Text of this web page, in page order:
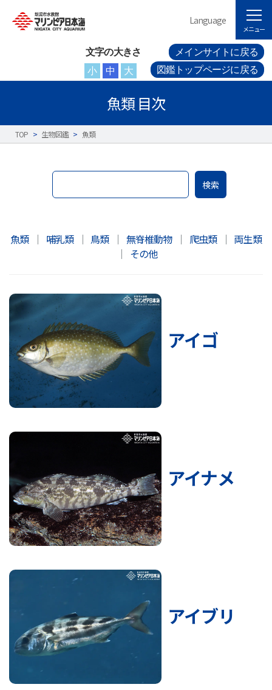
文字の大きさ
小
中 大
メインサイトに戻る
図鑑トップページに戻る
Language
メニュー
魚類 目次
TOP > 生物図鑑 > 魚類
検索
魚類 ｜ 哺乳類 ｜ 鳥類 ｜ 無脊椎動物 ｜ 爬虫類 ｜ 両生類
｜ その他
アイゴ
アイナメ
アイブリ